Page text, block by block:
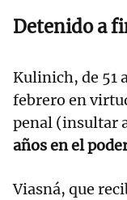
Detenido a
Kulinich, de 51
febrero en
penal (insultar
años en el
Viasná, que